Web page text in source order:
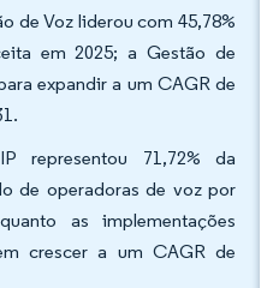
de Voz liderou com 45,78%
em 2025; a Gestão de
expandir a um CAGR de
representou 71,72% da
de operadoras de voz por
as implementações
crescer a um CAGR de